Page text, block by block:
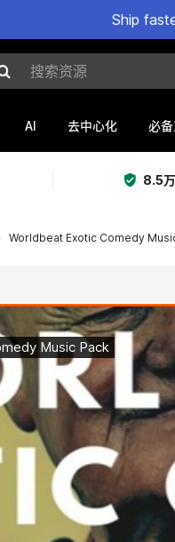
Ship
资源
AI 去中心化 必
8.5
Worldbeat Exotic Comedy